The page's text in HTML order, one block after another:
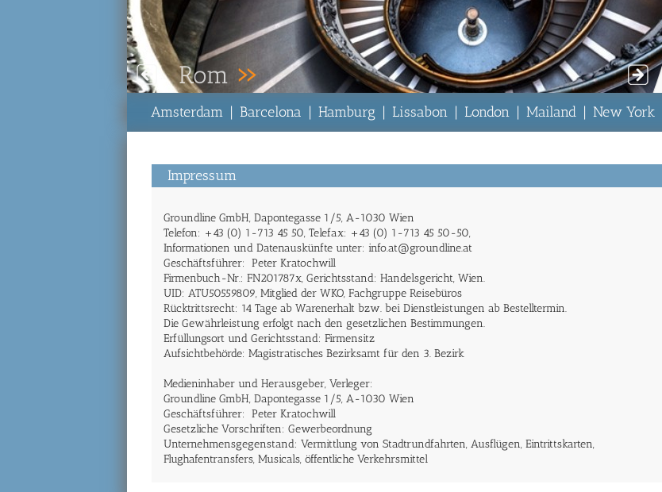
Paris
Amsterdam | Barcelona | Hamburg | Lissabon | London | Mailand | New York
Impressum
Groundline GmbH, Dapontegasse 1/5, A-1030 Wien
Telefon: +43 (0) 1-713 45 50, Telefax: +43 (0) 1-713 45 50-50,
Informationen und Datenauskünfte unter: info.at@groundline.at
Geschäftsführer: Peter Kratochwill
Firmenbuch-Nr.: FN201787x, Gerichtsstand: Handelsgericht, Wien.
UID: ATU50559809, Mitglied der WKO, Fachgruppe Reisebüros
Rücktrittsrecht: 14 Tage ab Warenerhalt bzw. bei Dienstleistungen ab Bestelltermin.
Die Gewährleistung erfolgt nach den gesetzlichen Bestimmungen.
Erfüllungsort und Gerichtsstand: Firmensitz
Aufsichtbehörde: Magistratisches Bezirksamt für den 3. Bezirk
Medieninhaber und Herausgeber, Verleger:
Groundline GmbH, Dapontegasse 1/5, A-1030 Wien
Geschäftsführer: Peter Kratochwill
Gesetzliche Vorschriften: Gewerbeordnung
Unternehmensgegenstand: Vermittlung von Stadtrundfahrten, Ausflügen, Eintrittskarten,
Flughafentransfers, Musicals, öffentliche Verkehrsmittel